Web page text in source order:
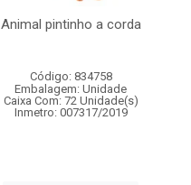
Animal pintinho a corda
Código: 834758
Embalagem: Unidade
Caixa Com: 72 Unidade(s)
Inmetro: 007317/2019